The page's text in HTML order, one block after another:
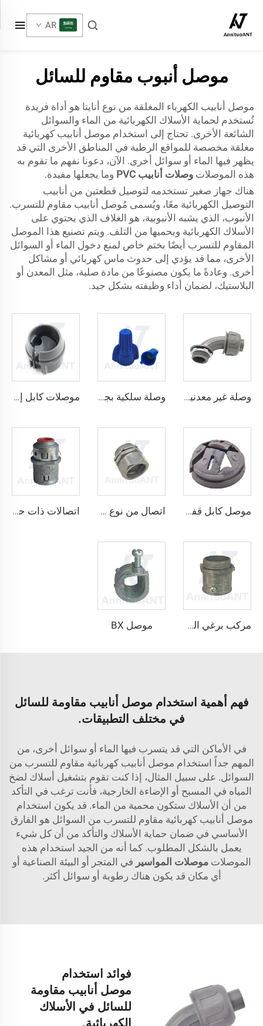
AR
موصل أنبوب مقاوم للسائل
موصل أنابيب الكهرباء المغلقة من نوع أنايتا هو أداة فريدة
تُستخدم لحماية الأسلاك الكهربائية من الماء والسوائل
الشائعة الأخرى. تحتاج إلى استخدام موصل أنابيب كهربائية
مغلقة مخصصة للمواقع الرطبة في المناطق الأخرى التي قد
يظهر فيها الماء أو سوائل أخرى. الآن، دعونا نفهم ما تقوم به
هذه الموصلات وصلات أنابيب PVC
وما يجعلها مفيدة.
هناك جهاز صغير تستخدمه لتوصيل قطعتين من أنابيب
التوصيل الكهربائية معًا، ويُسمى مُوصل أنابيب مقاوم للتسرب.
الأنبوب، الذي يشبه الأنبوبية، هو الغلاف الذي يحتوي على
الأسلاك الكهربائية ويحميها من التلف. ويتم تصنيع هذا الموصل
المقاوم للتسرب أيضًا بختم خاص لمنع دخول الماء أو السوائل
الأخرى، مما قد يؤدي إلى حدوث ماس كهربائي أو مشاكل
أخرى. وعادةً ما يكون مصنوعًا من مادة صلبة، مثل المعدن أو
البلاستيك، لضمان أداء وظيفته بشكل جيد.
وصلة غير معدنية مقاومة للسوائل بزاوية 90 درجة وصلة سلكية بجناحين قابلة للالتفاف موصلات كابل إدراجية غير معدنية
موصل كابل قفل ضرب غير معدني اتصال من نوع الضغط اتصالات ذات حلق عازل
مركب برغي الضبط موصل BX
فهم أهمية استخدام موصل أنابيب مقاومة للسائل
في مختلف التطبيقات.
في الأماكن التي قد يتسرب فيها الماء أو سوائل أخرى، من
المهم جداً استخدام موصل أنابيب كهربائية مقاوم للتسرب من
السوائل. على سبيل المثال، إذا كنت تقوم بتشغيل أسلاك لضخ
المياه في المسبح أو الإضاءة الخارجية، فأنت ترغب في التأكد
من أن الأسلاك ستكون محمية من الماء. قد يكون استخدام
موصل أنابيب كهربائية مقاوم للتسرب من السوائل هو الفارق
الأساسي في ضمان حماية الأسلاك والتأكد من أن كل شيء
يعمل بالشكل المطلوب. كما أنه من الجيد استخدام هذه
الموصلاتموصلات المواسير في المتجر أو البيئة الصناعية أو
أي مكان قد يكون هناك رطوبة أو سوائل أكثر.
فوائد استخدام
موصل أنابيب مقاومة
للسائل في الأسلاك
الكهربائية.